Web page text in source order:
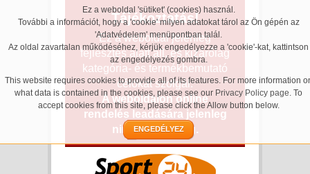
Ez a weboldal 'sütiket' (cookies) használ.
További a információt, hogy a 'cookie' milyen adatokat tárol az Ön gépén az
'Adatvédelem' menüpontban talál.
Az oldal zavartalan működéséhez, kérjük engedélyezze a 'cookie'-kat, kattintson
az engedélyezés gombra.
This website requires cookies to provide all of its features. For more information
what data is contained in the cookies, please see our Privacy Policy page. To
accept cookies from this site, please click the Allow button below.
ENGEDÉLYEZ
Tájékoztatás!
Ez a weboldal jelenleg
fejlesztés alatt áll, és kizárólag
kategória- és termékbemutató
célokat szolgál.
A weboldalon online
rendelés leadására jelenleg
nincs lehetőség.